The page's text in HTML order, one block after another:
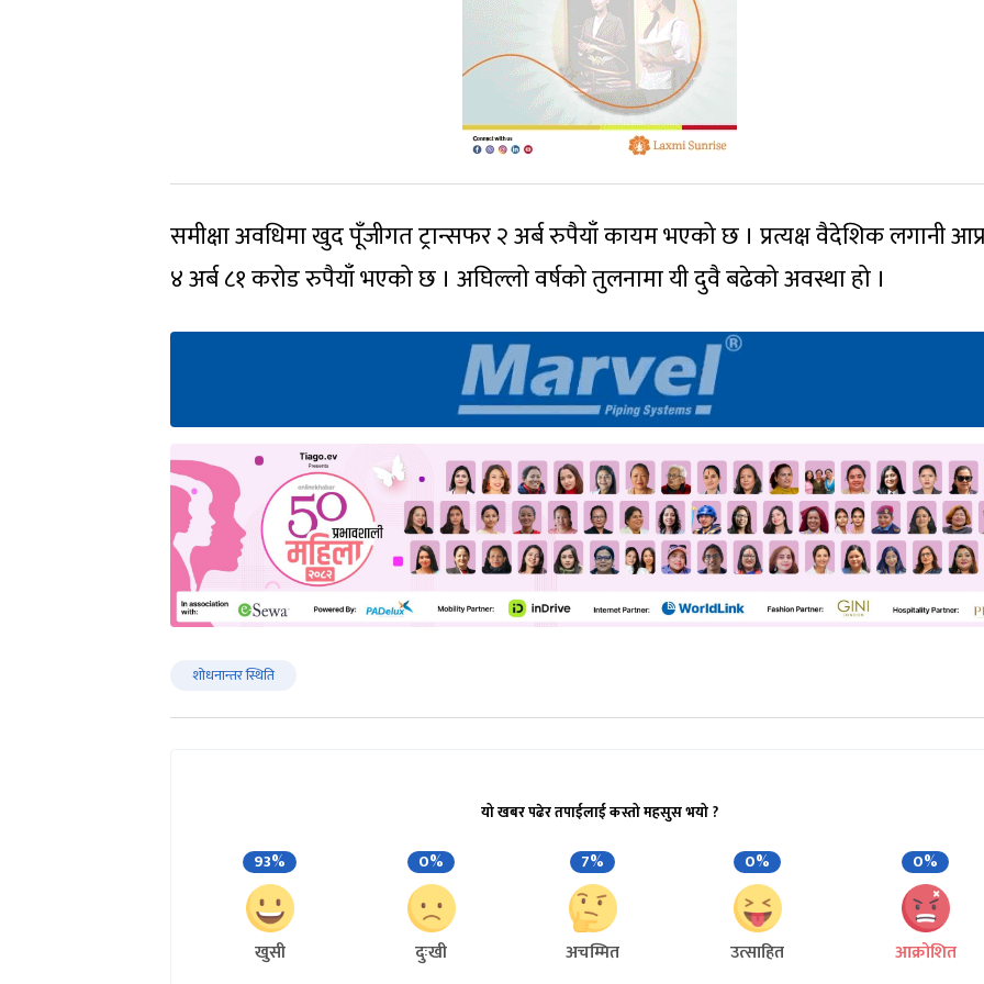
समीक्षा अवधिमा खुद पूँजीगत ट्रान्सफर २ अर्ब रुपैयाँ कायम भएको छ । प्रत्यक्ष वैदेशिक लगानी
४ अर्ब ८१ करोड रुपैयाँ भएको छ । अघिल्लो वर्षको तुलनामा यी दुवै बढेको अवस्था हो ।
शोधनान्तर स्थिति
यो खबर पढेर तपाईलाई कस्तो महसुस भयो ?
93%
खुसी
0%
दुःखी
7%
अचम्मित
0%
उत्साहित
0%
आक्रोशित